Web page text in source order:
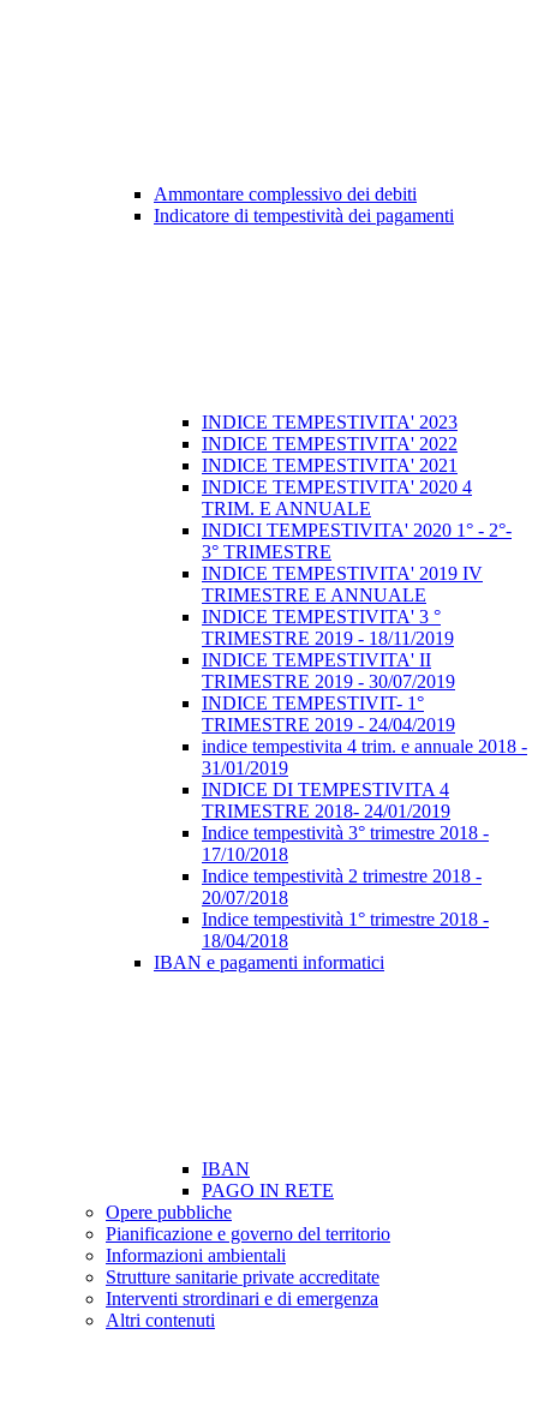
Ammontare complessivo dei debiti
Indicatore di tempestività dei pagamenti
INDICE TEMPESTIVITA' 2023
INDICE TEMPESTIVITA' 2022
INDICE TEMPESTIVITA' 2021
INDICE TEMPESTIVITA' 2020 4
TRIM. E ANNUALE
INDICI TEMPESTIVITA' 2020 1° - 2°-
3° TRIMESTRE
INDICE TEMPESTIVITA' 2019 IV
TRIMESTRE E ANNUALE
INDICE TEMPESTIVITA' 3 °
TRIMESTRE 2019 - 18/11/2019
INDICE TEMPESTIVITA' II
TRIMESTRE 2019 - 30/07/2019
INDICE TEMPESTIVIT- 1°
TRIMESTRE 2019 - 24/04/2019
indice tempestivita 4 trim. e annuale 2018 -
31/01/2019
INDICE DI TEMPESTIVITA 4
TRIMESTRE 2018- 24/01/2019
Indice tempestività 3° trimestre 2018 -
17/10/2018
Indice tempestività 2 trimestre 2018 -
20/07/2018
Indice tempestività 1° trimestre 2018 -
18/04/2018
IBAN e pagamenti informatici
IBAN
PAGO IN RETE
Opere pubbliche
Pianificazione e governo del territorio
Informazioni ambientali
Strutture sanitarie private accreditate
Interventi strordinari e di emergenza
Altri contenuti